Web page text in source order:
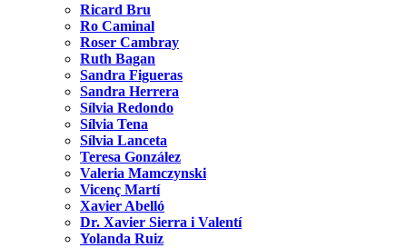
Ricard Bru
Ro Caminal
Roser Cambray
Ruth Bagan
Sandra Figueras
Sandra Herrera
Sílvia Redondo
Sílvia Tena
Sílvia Lanceta
Teresa González
Valeria Mamczynski
Vicenç Martí
Xavier Abelló
Dr. Xavier Sierra i Valentí
Yolanda Ruiz